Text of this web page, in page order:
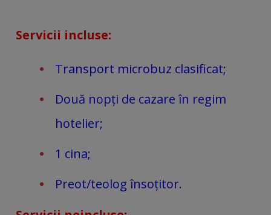
Servicii incluse:
Transport microbuz clasificat;
Două nopți de cazare în regim
hotelier;
1 cina;
Preot/teolog însoțitor.